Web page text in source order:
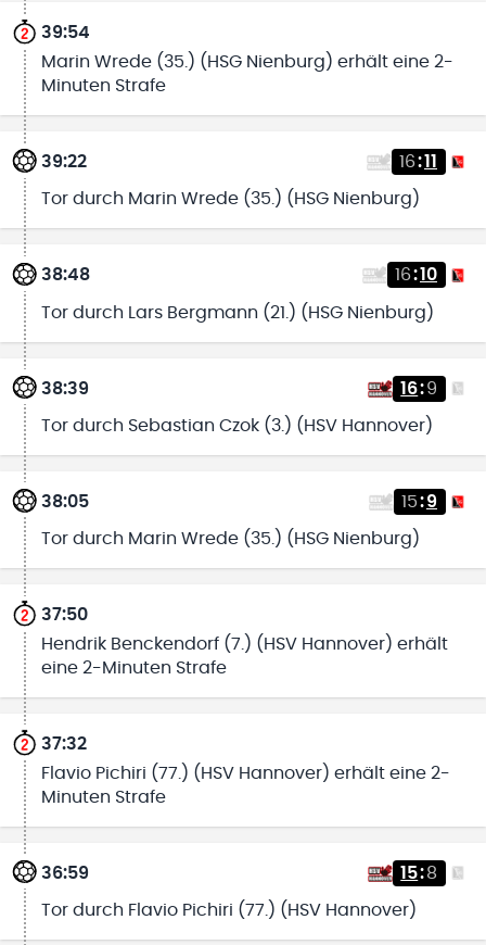
39:54
Marin Wrede (35.) (HSG Nienburg) erhält eine 2-
Minuten Strafe
39:22 16:11
Tor durch Marin Wrede (35.) (HSG Nienburg)
38:48 16:10
Tor durch Lars Bergmann (21.) (HSG Nienburg)
38:39 16:9
Tor durch Sebastian Czok (3.) (HSV Hannover)
38:05 15:9
Tor durch Marin Wrede (35.) (HSG Nienburg)
37:50
Hendrik Benckendorf (7.) (HSV Hannover) erhält
eine 2-Minuten Strafe
37:32
Flavio Pichiri (77.) (HSV Hannover) erhält eine 2-
Minuten Strafe
36:59 15:8
Tor durch Flavio Pichiri (77.) (HSV Hannover)